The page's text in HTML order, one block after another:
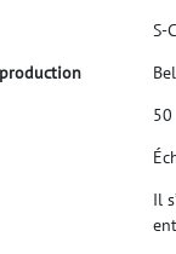
S-C
production Bel
50
Éc
Il s’
ent